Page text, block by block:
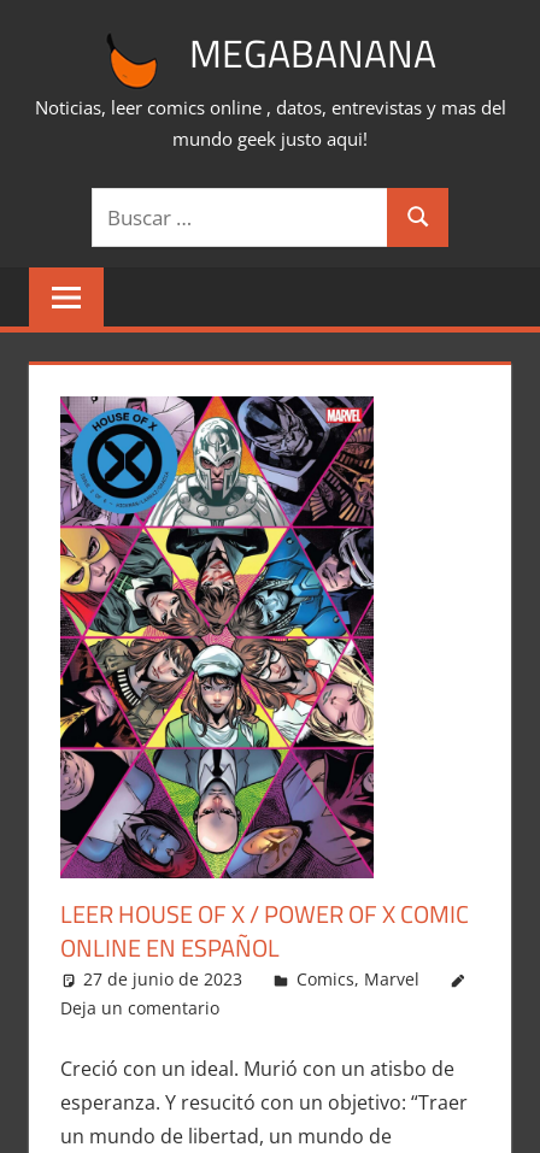
MEGABANANA
Noticias, leer comics online , datos, entrevistas y mas del
mundo geek justo aqui!
Buscar:
Buscar
LEER HOUSE OF X / POWER OF X COMIC
ONLINE EN ESPAÑOL
27 de junio de 2023 Carlitox Banana
Comics, Marvel
Deja un comentario
Creció con un ideal. Murió con un atisbo de
esperanza. Y resucitó con un objetivo: “Traer
un mundo de libertad, un mundo de